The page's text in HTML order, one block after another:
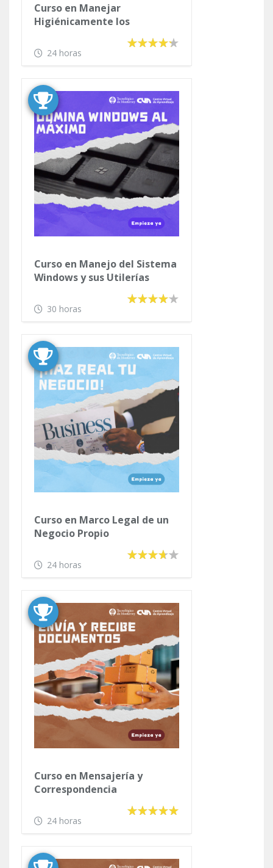
Curso en Manejar
Higiénicamente los
24 horas
Curso en Manejo del Sistema
Windows y sus Utilerías
30 horas
Curso en Marco Legal de un
Negocio Propio
24 horas
Curso en Mensajería y
Correspondencia
24 horas